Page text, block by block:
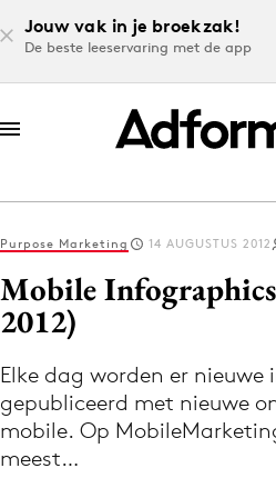
Jouw vak in je broekzak!
De beste leeservaring met de app
Log in
Volg het laatste
Nieuws
Purpose Marketing 14 AUGUSTUS 2012
Mobile
2012)
Elke dag worden er
gepubliceerd met nieuwe
mobile. Op
meest…